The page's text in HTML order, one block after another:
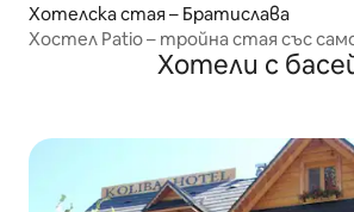
Хотелска стая – Братислава
Хостел Patio – тройна стая със
Хотели с